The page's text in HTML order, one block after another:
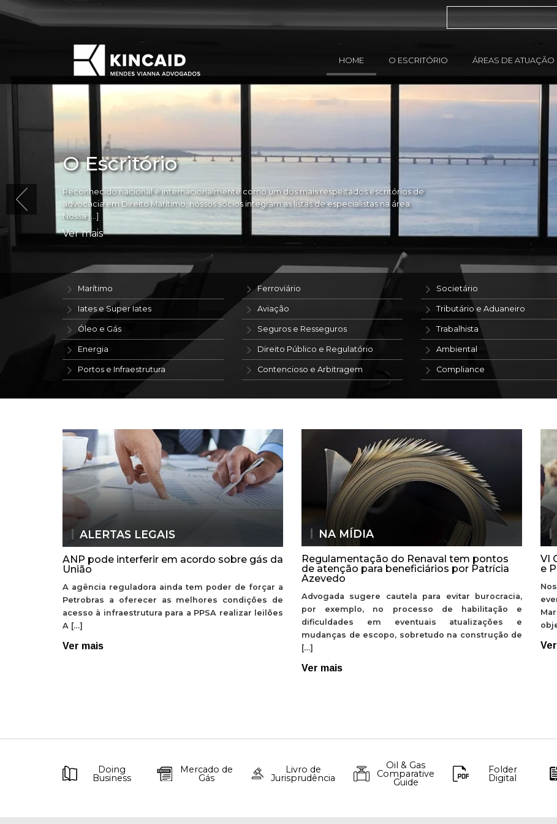
HOME O ESCRITÓRIO ÁREAS DE ATUAÇÃO
O Escritório
Reconhecido nacional e internacionalmente como um dos mais respeitados escritórios de
advocacia em Direito Marítimo, nossos sócios integram as listas de especialistas na área.
Nossa […]
Ver mais
Marítimo
Iates e Super Iates
Óleo e Gás
Energia
Portos e Infraestrutura
Ferroviário
Aviação
Seguros e Resseguros
Direito Público e Regulatório
Contencioso e Arbitragem
Societário
Tributário e Aduaneiro
Trabalhista
Ambiental
Compliance
ALERTAS LEGAIS
ANP pode interferir em acordo sobre gás da
União
A agência reguladora ainda tem poder de forçar a
Petrobras a oferecer as melhores condições de
acesso à infraestrutura para a PPSA realizar leilões
A […]
Ver mais
NA MÍDIA
Regulamentação do Renaval tem pontos
de atenção para beneficiários por Patrícia
Azevedo
Advogada sugere cautela para evitar burocracia,
por exemplo, no processo de habilitação e
dificuldades em eventuais atualizações e
mudanças de escopo, sobretudo na construção de
[…]
Ver mais
VI
e
Doing
Business
Mercado de
Gás
Livro de
Jurisprudência
Oil & Gas
Comparative
Guide
Folder
Digital